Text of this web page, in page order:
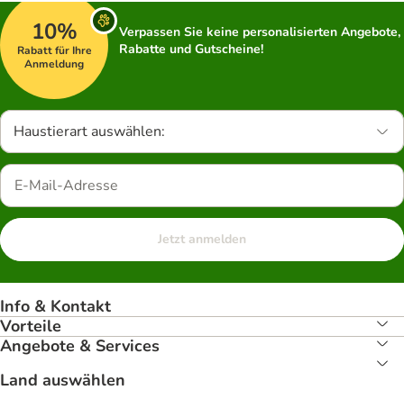
10%
Rabatt für Ihre
Anmeldung
Verpassen Sie keine personalisierten Angebote,
Rabatte und Gutscheine!
Haustierart auswählen:
Jetzt anmelden
Info & Kontakt
Vorteile
Angebote & Services
Land auswählen